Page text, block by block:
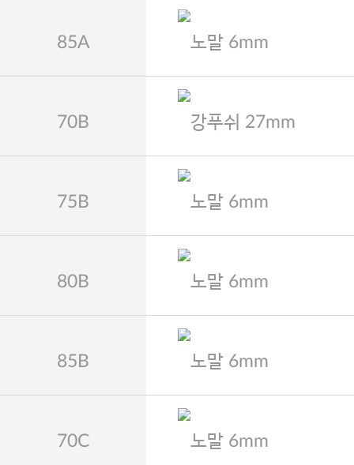
85A 노말 6mm
70B 강푸쉬 27mm
75B 노말 6mm
80B 노말 6mm
85B 노말 6mm
70C 노말 6mm